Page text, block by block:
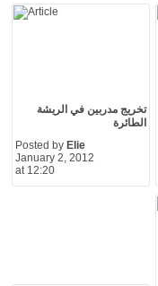
تخريج مدربين في الريشة
الطائرة
Posted by Elie
January 2, 2012
at 12:20